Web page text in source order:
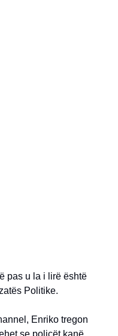
pas u la i lirë është
Politike.
Enriko tregon
se policët kanë